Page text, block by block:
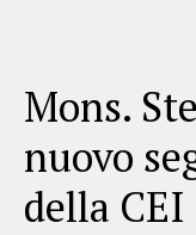
Mons.
nuovo
della CEI